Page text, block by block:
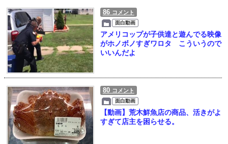
86 コメント
面白動画
アメリコップが子供達と遊んでる映像
がホノボノすぎワロタ こういうので
いいんだよ
80 コメント
面白動画
【動画】荒木鮮魚店の商品、活きがよ
すぎて店主を困らせる。